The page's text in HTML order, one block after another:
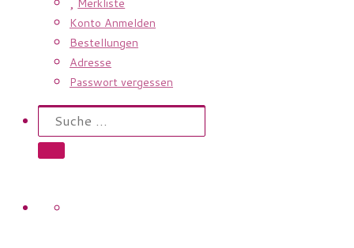
Konto Anmelden
Bestellungen
Adresse
Passwort vergessen
Search
Suche
Suche …